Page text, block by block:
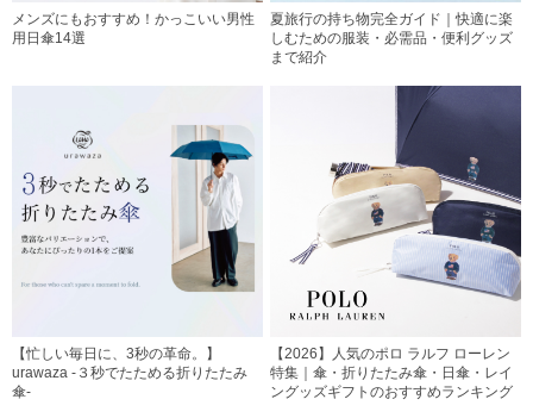
メンズにもおすすめ！かっこいい男性
用日傘14選
夏旅行の持ち物完全ガイド｜快適に楽
しむための服装・必需品・便利グッズ
まで紹介
【忙しい毎日に、3秒の革命。】
urawaza -３秒でたためる折りたたみ
傘-
【2026】人気のポロ ラルフ ローレン
特集｜傘・折りたたみ傘・日傘・レイ
ングッズギフトのおすすめランキング